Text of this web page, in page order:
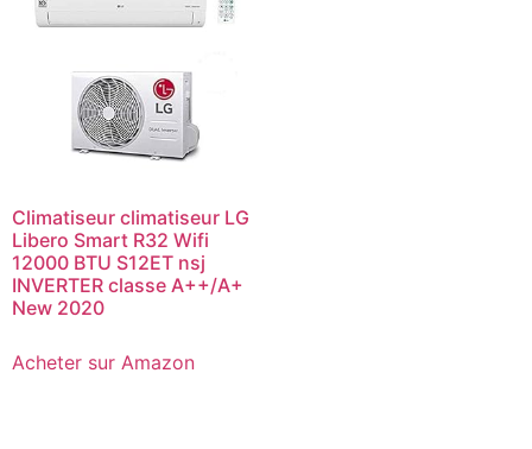
Climatiseur climatiseur LG
Libero Smart R32 Wifi
12000 BTU S12ET nsj
INVERTER classe A++/A+
New 2020
Acheter sur Amazon